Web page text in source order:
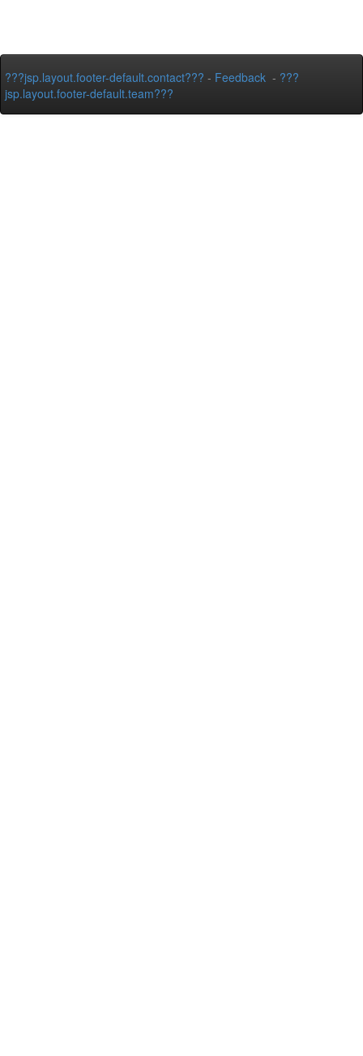
???jsp.layout.footer-default.contact??? - Feedback - ???
jsp.layout.footer-default.team???